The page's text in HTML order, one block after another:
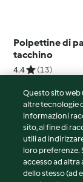
Polpettine di
tacchino
4.4 (13)
© Copyright 2026
Termini del
Informativa sulla
Questo sito web
altre tecnologie
informazioni
sito, al fine di
utili ad
loro preferenze.
accesso ad altra
dello stesso (ad